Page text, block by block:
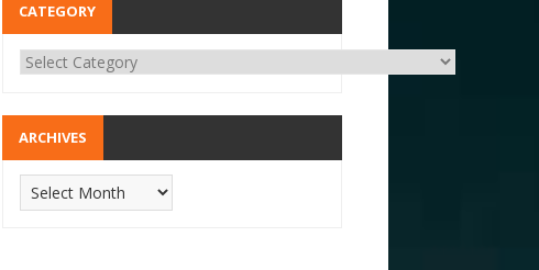
CATEGORY
ARCHIVES